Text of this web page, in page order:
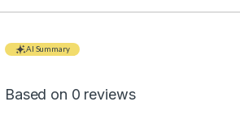
AI Summary
Based on 0 reviews